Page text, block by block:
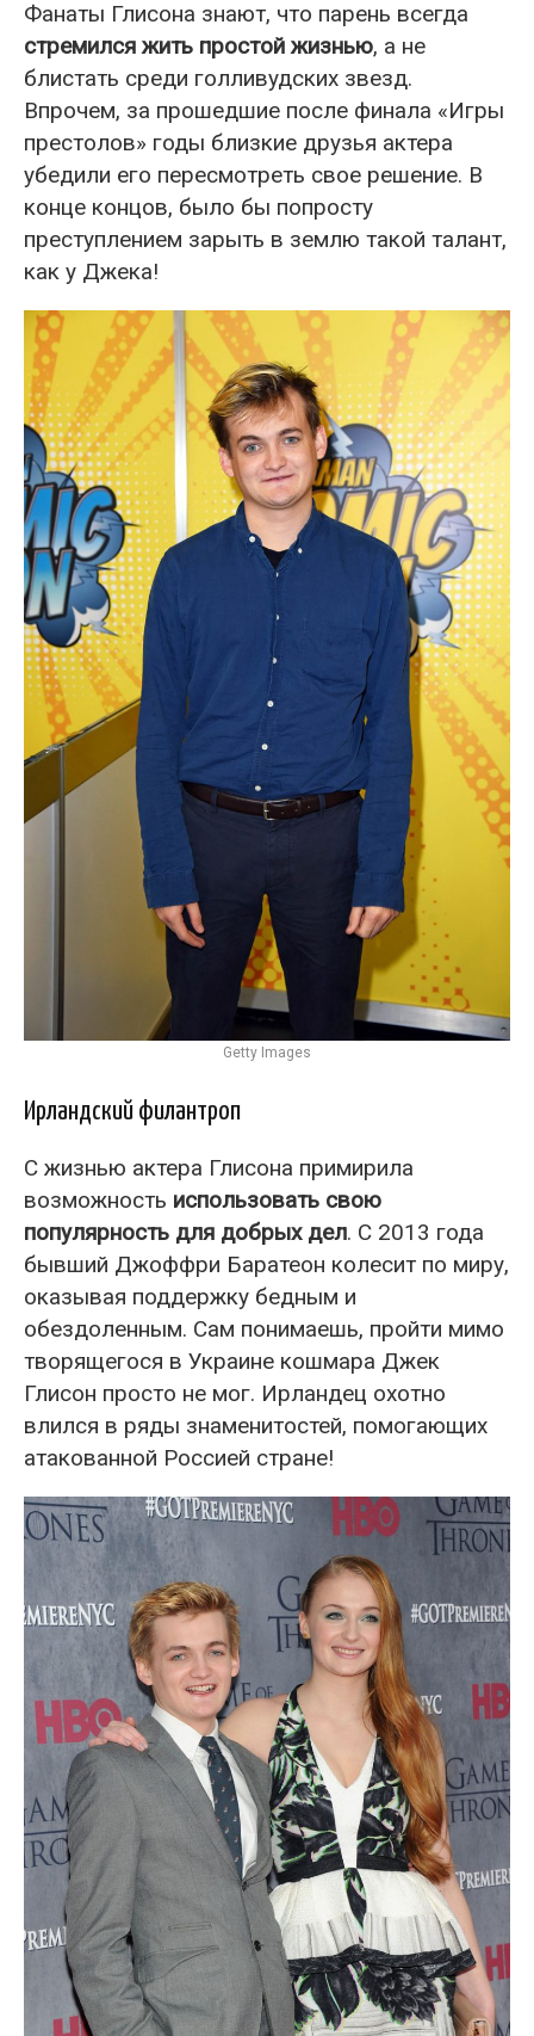
Фанаты Глисона знают, что парень всегда
стремился жить простой жизнью, а не
блистать среди голливудских звезд.
Впрочем, за прошедшие после финала «Игры
престолов» годы близкие друзья актера
убедили его пересмотреть свое решение. В
конце концов, было бы попросту
преступлением зарыть в землю такой талант,
как у Джека!
Getty Images
Ирландский филантроп
С жизнью актера Глисона примирила
возможность использовать свою
популярность для добрых дел. С 2013 года
бывший Джоффри Баратеон колесит по миру,
оказывая поддержку бедным и
обездоленным. Сам понимаешь, пройти мимо
творящегося в Украине кошмара Джек
Глисон просто не мог. Ирландец охотно
влился в ряды знаменитостей, помогающих
атакованной Россией стране!